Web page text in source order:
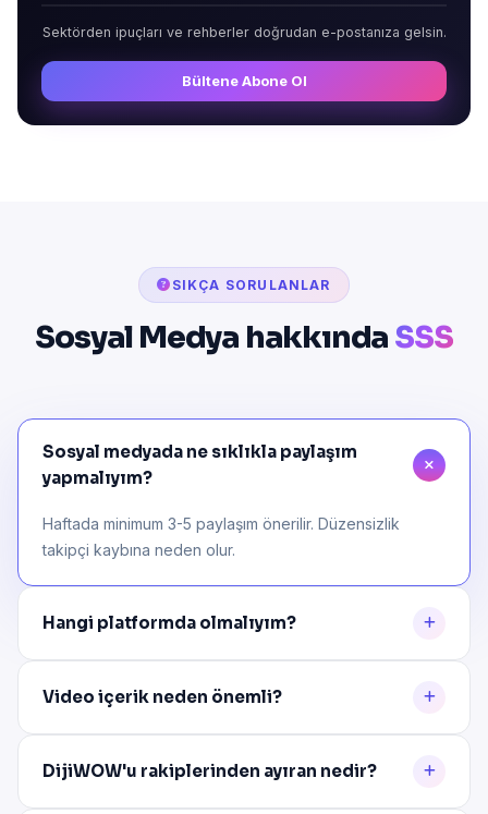
Sektörden ipuçları ve rehberler doğrudan e-postanıza gelsin.
Bültene Abone Ol
SIKÇA SORULANLAR
Sosyal Medya hakkında SSS
Sosyal medyada ne sıklıkla paylaşım
yapmalıyım?
Haftada minimum 3-5 paylaşım önerilir. Düzensizlik
takipçi kaybına neden olur.
Hangi platformda olmalıyım?
Video içerik neden önemli?
DijiWOW'u rakiplerinden ayıran nedir?